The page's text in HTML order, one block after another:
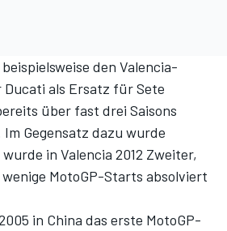
den Valencia-
als Ersatz für Sete
über fast drei Saisons
Gegensatz dazu wurde
in Valencia 2012 Zweiter,
MotoGP-Starts absolviert
in China das erste MotoGP-